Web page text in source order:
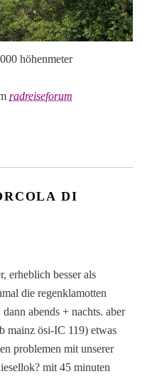
höhenmeter
radreiseforum
DI
erheblich besser als
die regenklamotten
abends + nachts. aber
mainz ösi-IC 119) etwas
problemen mit unserer
mit 45 minuten